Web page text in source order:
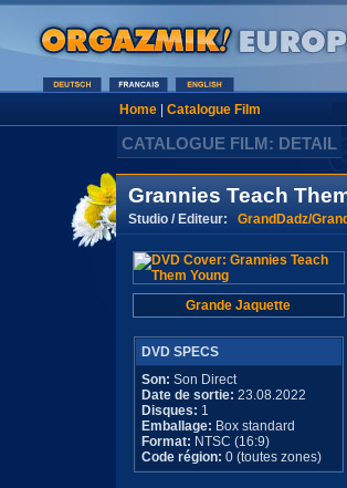
Home| Catalogue Film
CATALOGUE FILM: DETAIL
Grannies Teach
Studio / Editeur: GrandDadz/
Grande Jaquette
DVD SPECS
Son: Son Direct
Date de sortie: 23.08.2022
Disques: 1
Emballage: Box standard
Format: NTSC (16:9)
Code région: 0 (toutes zones)